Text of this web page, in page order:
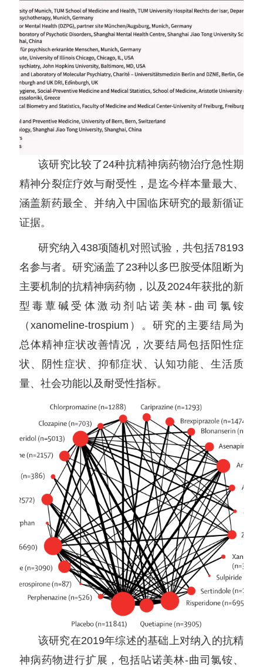
该研究比较了24种抗精神病药物治疗急性期
精神分裂症疗效与耐受性，是迄今样本量最大、
涵盖新药最全、并纳入中国临床研究的最新循证
证据。
研究纳入438项随机对照试验，共包括78193
名参与者。研究涵盖了23种以多巴胺受体阻断为
主要机制的抗精神病药物，以及2024年获批的新
型毒蕈碱受体激动剂呫诺美林-曲司氯铵
（xanomeline-trospium）。研究的主要结局为
总体精神症状改善情况，次要结局包括阳性症
状、阴性症状、抑郁症状、认知功能、生活质
量、社会功能以及耐受性指标。
该研究在2019年综述的基础上对纳入的抗精
神病药物进行扩展，包括呫诺美林-曲司氯铵、